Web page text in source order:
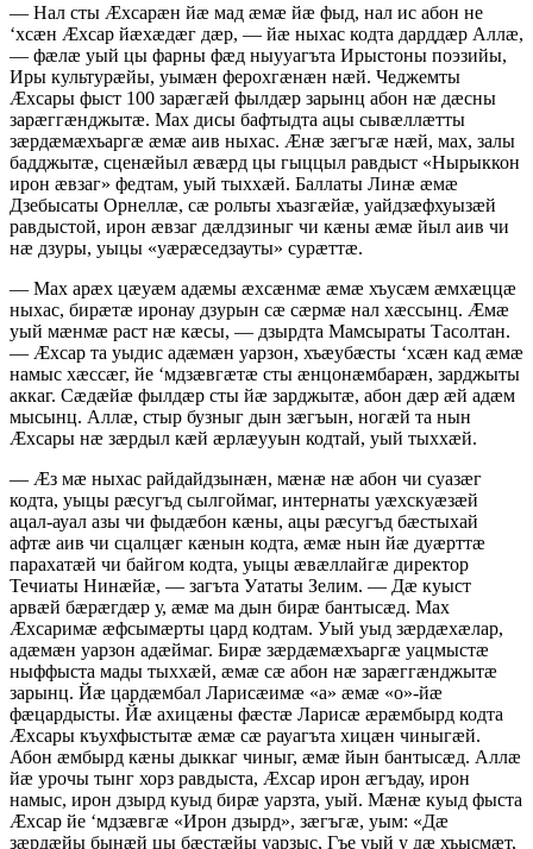
— Нал сты Æхсарæн йæ мад æмæ йæ фыд, нал ис абон не
‘хсæн Æхсар йæхæдæг дæр, — йæ ныхас кодта дарддæр Аллæ,
— фæлæ уый цы фарны фæд ныууагъта Ирыстоны поэзийы,
Иры культурæйы, уымæн ферохгæнæн нæй. Чеджемты
Æхсары фыст 100 зарæгæй фылдæр зарынц абон нæ дæсны
зарæггæнджытæ. Мах дисы бафтыдта ацы сывæллæтты
зæрдæмæхъаргæ æмæ аив ныхас. Æнæ зæгъгæ нæй, мах, залы
бадджытæ, сценæйыл æвæрд цы гыццыл равдыст «Нырыккон
ирон æвзаг» федтам, уый тыххæй. Баллаты Линæ æмæ
Дзебысаты Орнеллæ, сæ рольты хъазгæйæ, уайдзæфхуызæй
равдыстой, ирон æвзаг дæлдзиныг чи кæны æмæ йыл аив чи
нæ дзуры, уыцы «уæрæседзауты» сурæттæ.
— Мах арæх цæуæм адæмы æхсæнмæ æмæ хъусæм æмхæццæ
ныхас, бирæтæ иронау дзурын сæ сæрмæ нал хæссынц. Æмæ
уый мæнмæ раст нæ кæсы, — дзырдта Мамсыраты Тасолтан.
— Æхсар та уыдис адæмæн уарзон, хъæубæсты ‘хсæн кад æмæ
намыс хæссæг, йе ‘мдзæвгæтæ сты æнцонæмбарæн, зарджыты
аккаг. Сæдæйæ фылдæр сты йæ зарджытæ, абон дæр æй адæм
мысынц. Аллæ, стыр бузныг дын зæгъын, ногæй та нын
Æхсары нæ зæрдыл кæй æрлæууын кодтай, уый тыххæй.
— Æз мæ ныхас райдайдзынæн, мæнæ нæ абон чи суазæг
кодта, уыцы рæсугъд сылгоймаг, интернаты уæхскуæзæй
ацал-ауал азы чи фыдæбон кæны, ацы рæсугъд бæстыхай
афтæ аив чи сцалцæг кæнын кодта, æмæ нын йæ дуæрттæ
парахатæй чи байгом кодта, уыцы æвæллайгæ директор
Течиаты Нинæйæ, — загъта Уататы Зелим. — Дæ куыст
арвæй бæрæгдæр у, æмæ ма дын бирæ бантысæд. Мах
Æхсаримæ æфсымæрты цард кодтам. Уый уыд зæрдæхæлар,
адæмæн уарзон адæймаг. Бирæ зæрдæмæхъаргæ уацмыстæ
ныффыста мады тыххæй, æмæ сæ абон нæ зарæггæнджытæ
зарынц. Йæ цардæмбал Ларисæимæ «а» æмæ «о»-йæ
фæцардысты. Йæ ахицæны фæстæ Ларисæ æрæмбырд кодта
Æхсары къухфыстытæ æмæ сæ рауагъта хицæн чиныгæй.
Абон æмбырд кæны дыккаг чиныг, æмæ йын бантысæд. Аллæ
йæ урочы тынг хорз равдыста, Æхсар ирон æгъдау, ирон
намыс, ирон дзырд куыд бирæ уарзта, уый. Мæнæ куыд фыста
Æхсар йе ‘мдзæвгæ «Ирон дзырд», зæгъгæ, уым: «Дæ
зæрдæйы бынæй цы бæстæйы уарзыс, Гъе уый у дæ хъысмæт,